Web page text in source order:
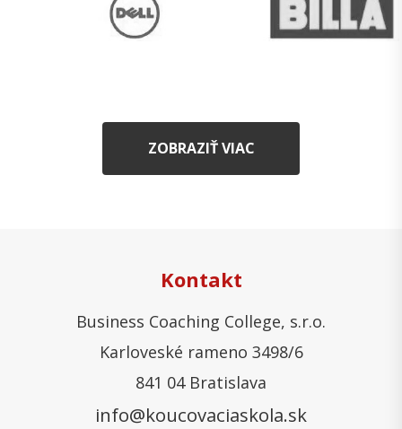
ZOBRAZIŤ VIAC
Kontakt
Business Coaching College, s.r.o.
Karloveské rameno 3498/6
841 04 Bratislava
info@koucovaciaskola.sk